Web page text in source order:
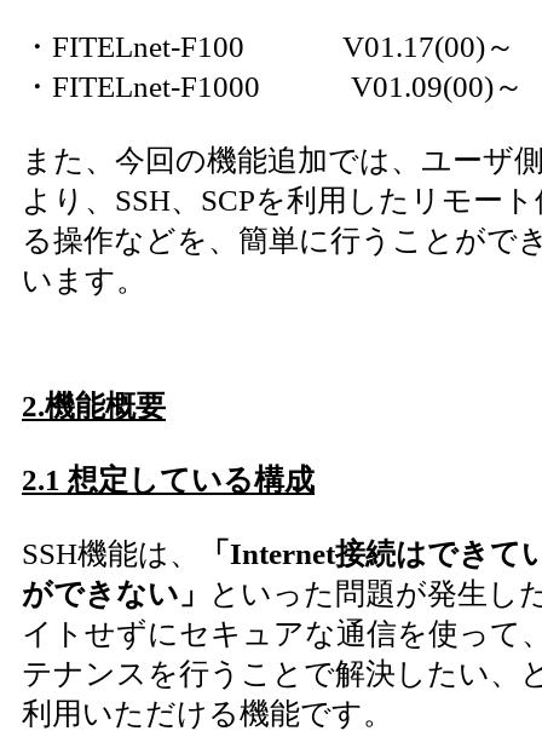
・FITELnet-F100 V01.17(00)～
・FITELnet-F1000 V01.09(00)～
また、今回の機能追加では、ユーザ
より、SSH、SCPを利用したリモー
る操作などを、簡単に行うことがで
います。
2.機能概要
2.1 想定している構成
SSH機能は、
「Internet接続はできて
ができない」
といった問題が発生し
イトせずにセキュアな通信を使って
テナンスを行うことで解決したい、
利用いただける機能です。